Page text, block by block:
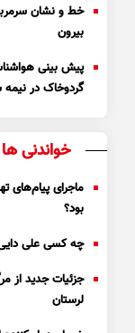
خط و نشان
بیرون
گردوخاک در
خواندنی ها
ماجرای پیام‌های
بود؟
چه کسی علی
جزئیات جدید از
لرستان